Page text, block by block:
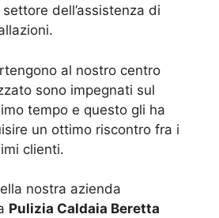
dell’assistenza di
al nostro centro
sono impegnati sul
tempo e questo gli ha
un ottimo riscontro fra i
clienti.
nostra azienda
Pulizia Caldaia Beretta